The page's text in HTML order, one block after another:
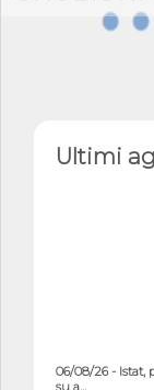
Ultimi
06/08/26 - Istat,
su a...